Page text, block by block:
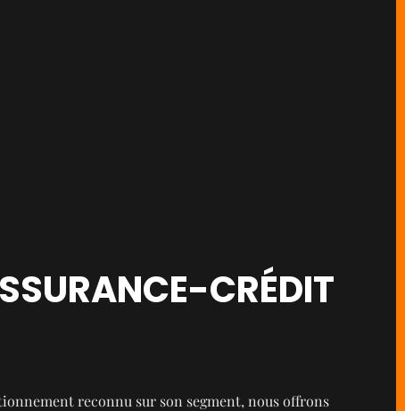
CRÉDIT
reconnu sur son segment, nous offrons